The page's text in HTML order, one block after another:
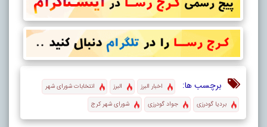
برچسب ها: اخبار البرز البرز
انتخابات شورای شهر
بردیا گودرزی
جواد گودرزی شورای شهر کرج